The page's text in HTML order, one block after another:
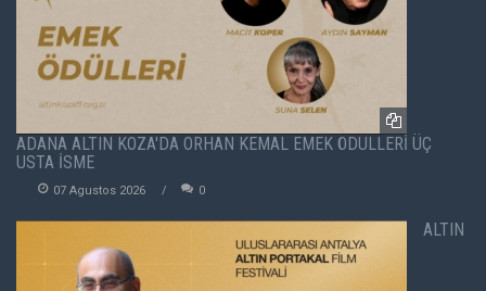
ADANA ALTIN KOZA'DA ORHAN KEMAL EMEK ÖDÜLLERİ ÜÇ
USTA İSME
07 Agustos 2026 0
ALTIN